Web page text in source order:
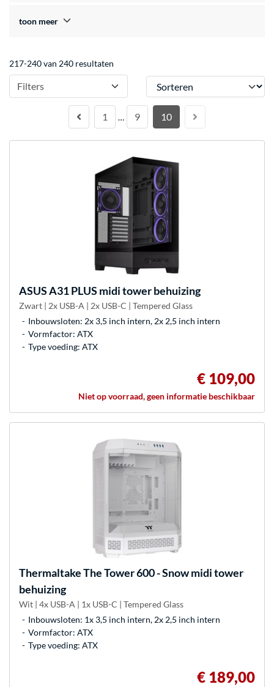
toon meer
217-240 van 240 resultaten
Filters Sorteren
1 … 9 10
ASUSA31 PLUS midi tower behuizing
Zwart | 2x USB-A | 2x USB-C | Tempered Glass
Inbouwsloten: 2x 3,5 inch intern, 2x 2,5 inch intern
Vormfactor: ATX
Type voeding: ATX
€ 109,00
Niet op voorraad, geen informatie beschikbaar
ThermaltakeThe Tower 600 - Snow midi tower
behuizing
Wit | 4x USB-A | 1x USB-C | Tempered Glass
Inbouwsloten: 1x 3,5 inch intern, 2x 2,5 inch intern
Vormfactor: ATX
Type voeding: ATX
€ 189,00